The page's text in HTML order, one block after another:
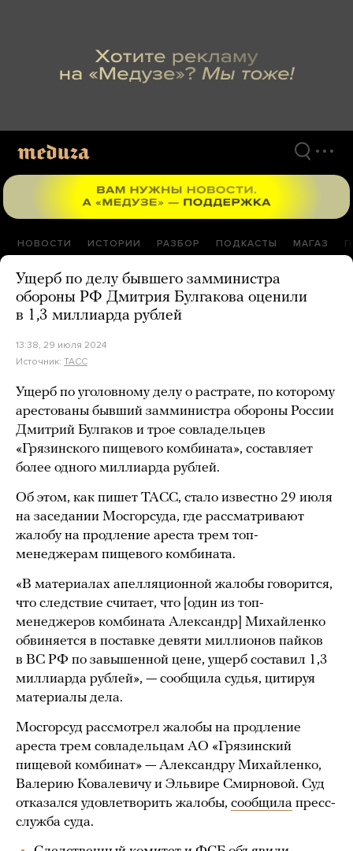
НОВОСТИ ИСТОРИИ РАЗБОР ПОДКАСТЫ МАГАЗ
Ущерб по делу бывшего замминистра
обороны РФ Дмитрия Булгакова оценили
в 1,3 миллиарда рублей
13:38, 29 июля 2024
Источник: ТАСС
Ущерб по уголовному делу о растрате, по которому
арестованы бывший замминистра обороны России
Дмитрий Булгаков и трое совладельцев
«Грязинского пищевого комбината», составляет
более одного миллиарда рублей.
Об этом, как пишет ТАСС, стало известно 29 июля
на заседании Мосгорсуда, где рассматривают
жалобу на продление ареста трем топ-
менеджерам пищевого комбината.
«В материалах апелляционной жалобы говорится,
что следствие считает, что [один из топ-
менеджеров комбината Александр] Михайленко
обвиняется в поставке девяти миллионов пайков
в ВС РФ по завышенной цене, ущерб составил 1,3
миллиарда рублей», — сообщила судья, цитируя
материалы дела.
Мосгорсуд рассмотрел жалобы на продление
ареста трем совладельцам АО «Грязинский
пищевой комбинат» — Александру Михайленко,
Валерию Ковалевичу и Эльвире Смирновой. Суд
отказался удовлетворить жалобы, сообщила пресс-
служба суда.